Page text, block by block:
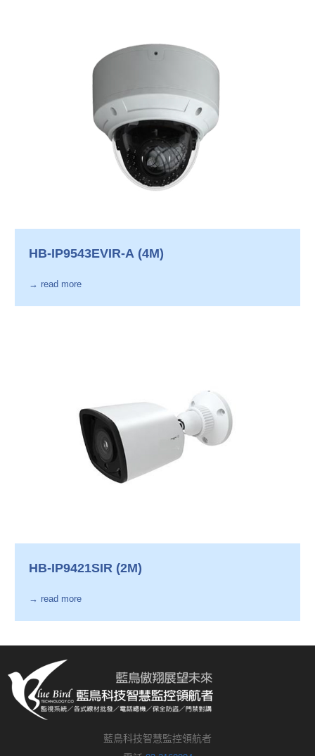
HB-IP9543EVIR-A (4M)
→ read more
HB-IP9421SIR (2M)
→ read more
藍鳥科技智慧監控領航者